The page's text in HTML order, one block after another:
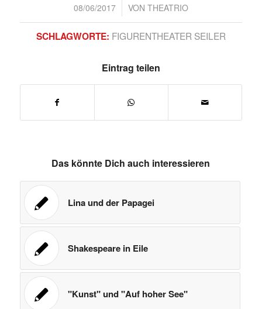
08/06/2017
/ VON THEATRIO
SCHLAGWORTE: FIGURENTHEATER SEILER
Eintrag teilen
Das könnte Dich auch interessieren
Lina und der Papagei
Shakespeare in Eile
"Kunst" und "Auf hoher See"